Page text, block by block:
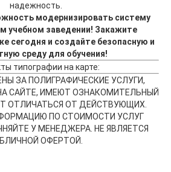
надежность.
модернизировать систему
учебном заведении! Закажите
сегодня и создайте безопасную и
среду для обучения!
типографии на карте:
ЗА ПОЛИГРАФИЧЕСКИЕ УСЛУГИ,
САЙТЕ, ИМЕЮТ ОЗНАКОМИТЕЛЬНЫЙ
ОТЛИЧАТЬСЯ ОТ ДЕЙСТВУЮЩИХ.
ПО СТОИМОСТИ УСЛУГ
У МЕНЕДЖЕРА. НЕ ЯВЛЯЕТСЯ
ОФЕРТОЙ.